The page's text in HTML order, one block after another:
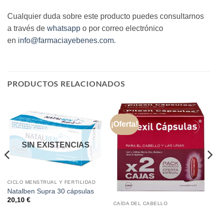
Cualquier duda sobre este producto puedes consultarnos
a través de whatsapp o por correo electrónico
en info@farmaciayebenes.com.
PRODUCTOS RELACIONADOS
SIN EXISTENCIAS
CICLO MENSTRUAL Y FERTILIDAD
Natalben Supra 30 cápsulas
20,10 €
¡Oferta!
CAÍDA DEL CABELLO